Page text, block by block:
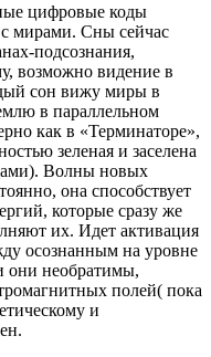
цифровые коды
мирами. Сны сейчас
подсознания,
возможно видение в
сон вижу миры в
в параллельном
как в «Терминаторе»,
зеленая и заселена
Волны новых
она способствует
которые сразу же
их. Идет активация
осознанным на уровне
они необратимы,
полей( пока
и